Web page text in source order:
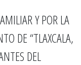
Y POR LA
DE “TLAXCALA,
DEL